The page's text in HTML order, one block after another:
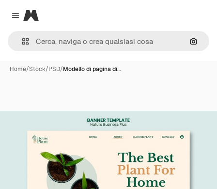
Close menu
Magnific
Cerca
Home/Stock/PSD/Modello di pagina di…